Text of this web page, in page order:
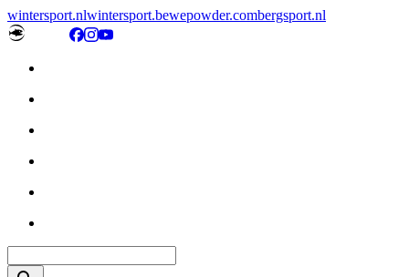
wintersport.nlwintersport.bewepowder.combergsport.nl